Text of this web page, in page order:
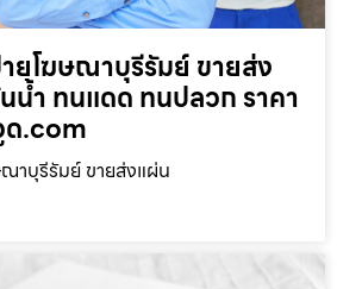
ยโฆษณาบุรีรัมย์ ขายส่ง
ำ ทนแดด ทนปลวก ราคา
.com
าบุรีรัมย์ ขายส่งแผ่น